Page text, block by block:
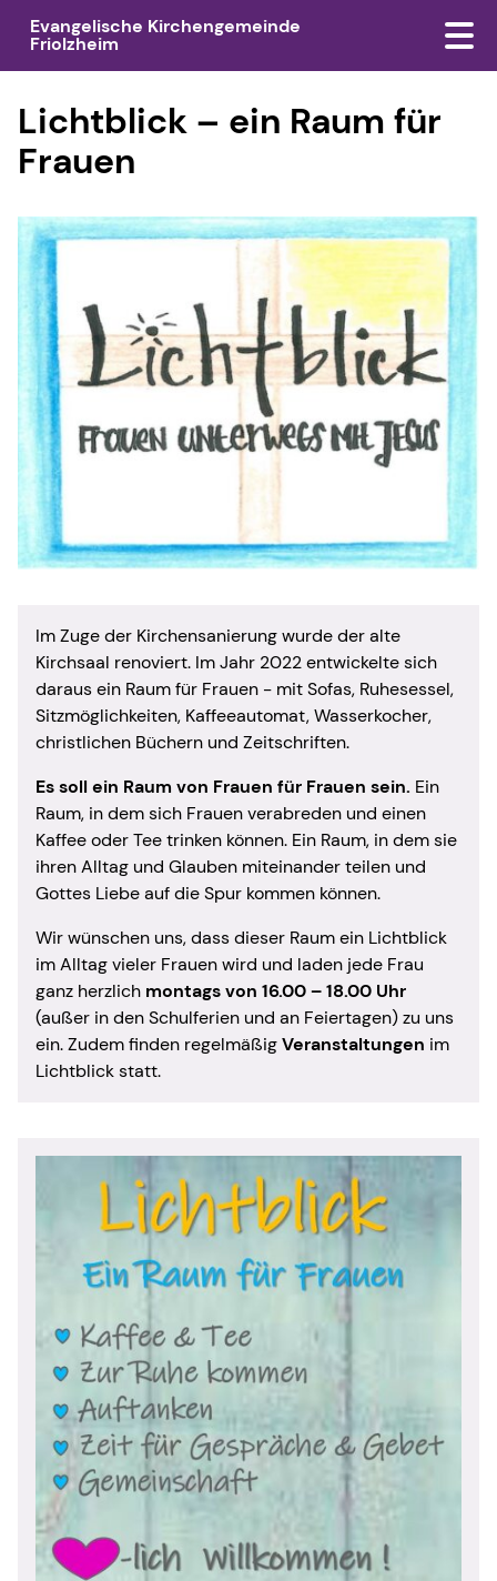
Evangelische Kirchengemeinde
Friolzheim
Lichtblick – ein Raum für
Frauen
Im Zuge der Kirchensanierung wurde der alte
Kirchsaal renoviert. Im Jahr 2022 entwickelte sich
daraus ein Raum für Frauen - mit Sofas, Ruhesessel,
Sitzmöglichkeiten, Kaffeeautomat, Wasserkocher,
christlichen Büchern und Zeitschriften.
Es soll ein Raum von Frauen für Frauen sein. Ein
Raum, in dem sich Frauen verabreden und einen
Kaffee oder Tee trinken können. Ein Raum, in dem sie
ihren Alltag und Glauben miteinander teilen und
Gottes Liebe auf die Spur kommen können.
Wir wünschen uns, dass dieser Raum ein Lichtblick
im Alltag vieler Frauen wird und laden jede Frau
ganz herzlich montags von 16.00 – 18.00 Uhr
(außer in den Schulferien und an Feiertagen) zu uns
ein. Zudem finden regelmäßigVeranstaltungen im
Lichtblick statt.